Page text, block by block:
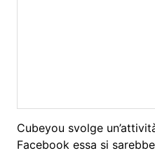
Cubeyou svolge
Facebook essa si